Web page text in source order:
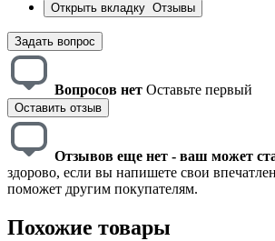
Открыть вкладку Отзывы
Задать вопрос
Вопросов нет Оставьте первый
Оставить отзыв
Отзывов еще нет - ваш может
здорово, если вы напишете свои
поможет другим покупателям.
Похожие товары